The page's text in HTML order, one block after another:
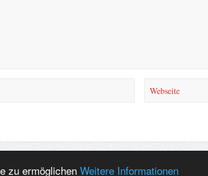
zu ermöglichen Weitere Informationen